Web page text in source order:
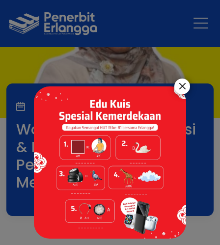
Workshop Implementasi
& Langkah Nyata
Pembelajaran
Mendalam Di Paud